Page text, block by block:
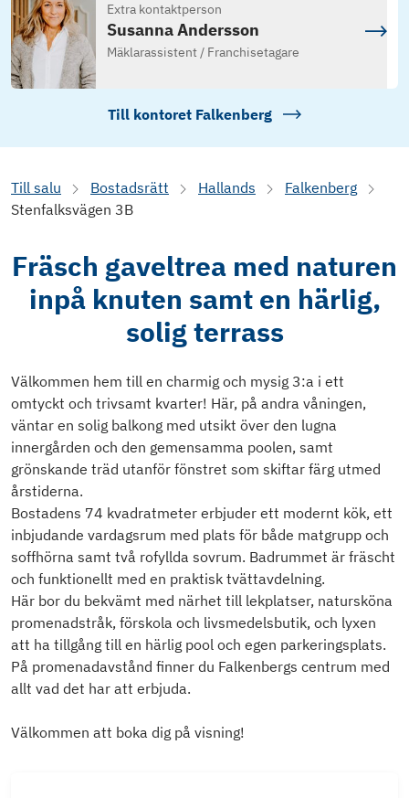
Extra kontaktperson
Susanna Andersson
Mäklarassistent / Franchisetagare
Till kontoret Falkenberg
Till salu Bostadsrätt Hallands
Falkenberg
Stenfalksvägen 3B
Fräsch gaveltrea med naturen
inpå knuten samt en härlig,
solig terrass
Välkommen hem till en charmig och mysig 3:a i ett
omtyckt och trivsamt kvarter! Här, på andra våningen,
väntar en solig balkong med utsikt över den lugna
innergården och den gemensamma poolen, samt
grönskande träd utanför fönstret som skiftar färg utmed
årstiderna.
Bostadens 74 kvadratmeter erbjuder ett modernt kök, ett
inbjudande vardagsrum med plats för både matgrupp och
soffhörna samt två rofyllda sovrum. Badrummet är fräscht
och funktionellt med en praktisk tvättavdelning.
Här bor du bekvämt med närhet till lekplatser, natursköna
promenadstråk, förskola och livsmedelsbutik, och lyxen
att ha tillgång till en härlig pool och egen parkeringsplats.
På promenadavstånd finner du Falkenbergs centrum med
allt vad det har att erbjuda.
Välkommen att boka dig på visning!